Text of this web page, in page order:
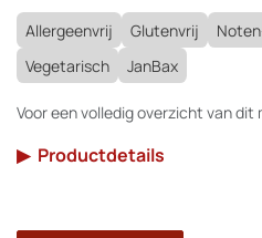
Allergeenvrij Glutenvrij
Vegetarisch
JanBax
Voor een volledig overzicht van dit
▶ Productdetails